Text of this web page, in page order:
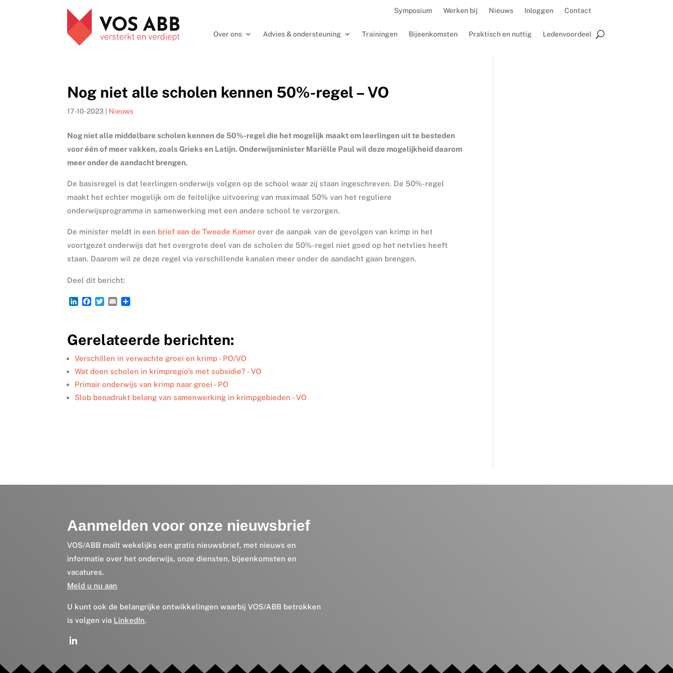
Symposium Werken bij Nieuws Inloggen Contact
Over ons Advies & ondersteuning Trainingen Bijeenkomsten Praktisch en nuttig Ledenvoordeel
Nog niet alle scholen kennen 50%-regel – VO
17-10-2023 Nieuws
Nog niet alle middelbare scholen kennen de 50%-regel die het mogelijk maakt om leerlingen uit te besteden
voor één of meer vakken, zoals Grieks en Latijn. Onderwijsminister Mariëlle Paul wil deze mogelijkheid daarom
meer onder de aandacht brengen.
De basisregel is dat leerlingen onderwijs volgen op de school waar zij staan ingeschreven. De 50%-regel
maakt het echter mogelijk om de feitelijke uitvoering van maximaal 50% van het reguliere
onderwijsprogramma in samenwerking met een andere school te verzorgen.
De minister meldt in een brief aan de Tweede Kamer over de aanpak van de gevolgen van krimp in het
voortgezet onderwijs dat het overgrote deel van de scholen de 50%-regel niet goed op het netvlies heeft
staan. Daarom wil ze deze regel via verschillende kanalen meer onder de aandacht gaan brengen.
Deel dit bericht:
L
e
d
I
n
F
b
o
o
k
T
t
e
r
E
l
n
Gerelateerde berichten:
Verschillen in verwachte groei en krimp - PO/VO
Wat doen scholen in krimpregio's met subsidie? - VO
Primair onderwijs van krimp naar groei - PO
Slob benadrukt belang van samenwerking in krimpgebieden - VO
Aanmelden voor onze nieuwsbrief
VOS/ABB mailt wekelijks een gratis nieuwsbrief, met nieuws en
informatie over het onderwijs, onze diensten, bijeenkomsten en
vacatures.
Meld u nu aan
U kunt ook de belangrijke ontwikkelingen waarbij VOS/ABB betrokken
is volgen via LinkedIn.